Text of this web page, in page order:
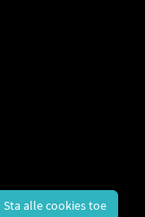
Sta alle cookies toe